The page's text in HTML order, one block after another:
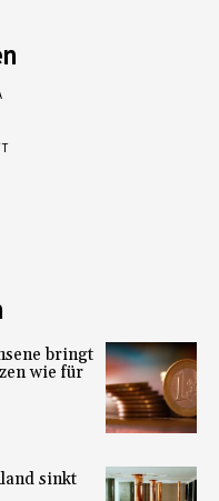
bringt
wie für
sinkt